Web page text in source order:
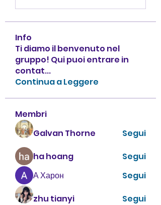
Info
Ti diamo il benvenuto nel
gruppo! Qui puoi entrare in
contat...
Continua a Leggere
Membri
Galvan Thorne
Segui
ha hoang
Segui
А Харон
Segui
zhu tianyi
Segui